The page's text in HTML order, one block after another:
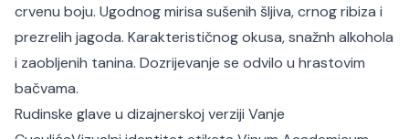
crvenu boju. Ugodnog mirisa sušenih šljiva, crnog ribiza i
prezrelih jagoda. Karakterističnog okusa, snažnh alkohola
i zaobljenih tanina. Dozrijevanje se odvilo u hrastovim
bačvama.
Rudinske glave u dizajnerskoj verziji Vanje